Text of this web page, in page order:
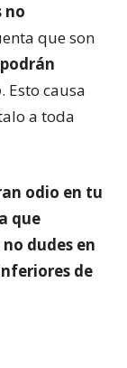
no
que son
. Esto causa
a toda
odio en tu
que
dudes en
de